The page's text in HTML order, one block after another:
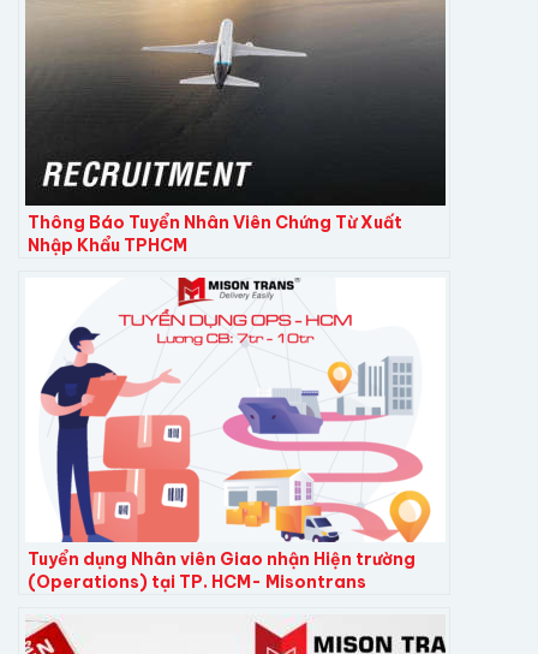
Thông Báo Tuyển Nhân Viên Chứng Từ Xuất
Nhập Khẩu TPHCM
Tuyển dụng Nhân viên Giao nhận Hiện trường
(Operations) tại TP. HCM- Misontrans